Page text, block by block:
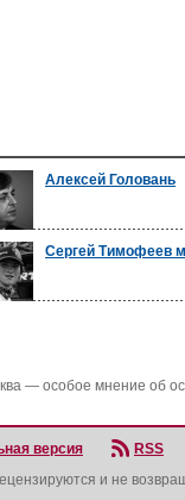
Алексей Головань
Сергей Тимофеев
— особое мнение об
версия
RSS
и не